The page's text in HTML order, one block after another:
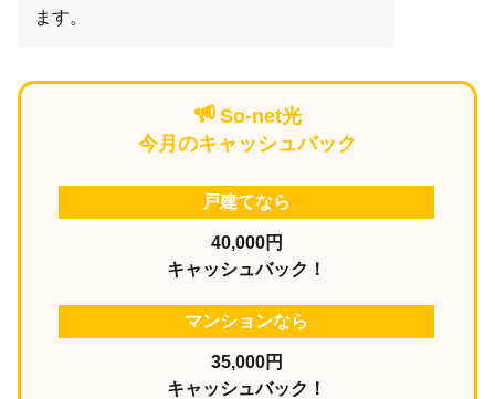
ます。
So-net光
今月のキャッシュバック
戸建てなら
40,000円
キャッシュバック！
マンションなら
35,000円
キャッシュバック！